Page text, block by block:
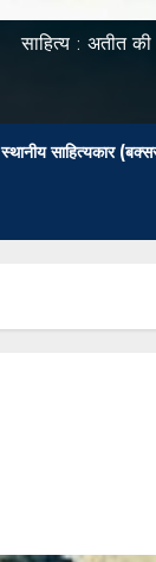
साहित्य : अतीत की
स्थानीय साहित्यकार